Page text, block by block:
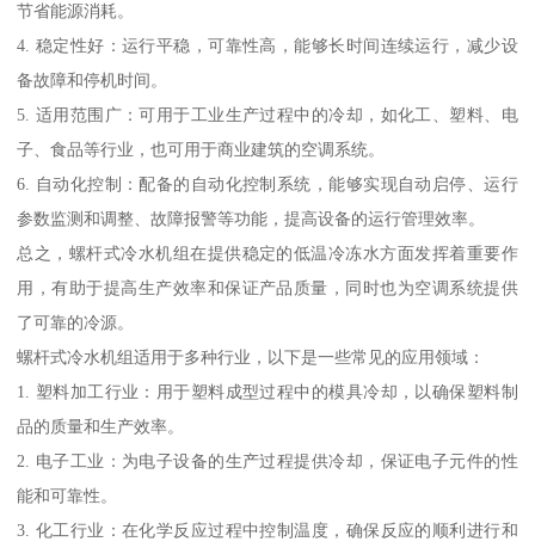
节省能源消耗。
4. 稳定性好：运行平稳，可靠性高，能够长时间连续运行，减少设
备故障和停机时间。
5. 适用范围广：可用于工业生产过程中的冷却，如化工、塑料、电
子、食品等行业，也可用于商业建筑的空调系统。
6. 自动化控制：配备的自动化控制系统，能够实现自动启停、运行
参数监测和调整、故障报警等功能，提高设备的运行管理效率。
总之，螺杆式冷水机组在提供稳定的低温冷冻水方面发挥着重要作
用，有助于提高生产效率和保证产品质量，同时也为空调系统提供
了可靠的冷源。
螺杆式冷水机组适用于多种行业，以下是一些常见的应用领域：
1. 塑料加工行业：用于塑料成型过程中的模具冷却，以确保塑料制
品的质量和生产效率。
2. 电子工业：为电子设备的生产过程提供冷却，保证电子元件的性
能和可靠性。
3. 化工行业：在化学反应过程中控制温度，确保反应的顺利进行和